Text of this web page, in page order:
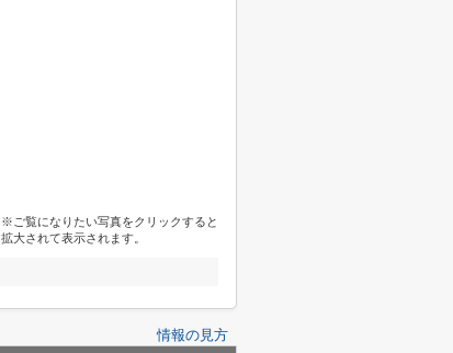
※ご覧になりたい写真をクリックすると
拡大されて表示されます。
情報の見方